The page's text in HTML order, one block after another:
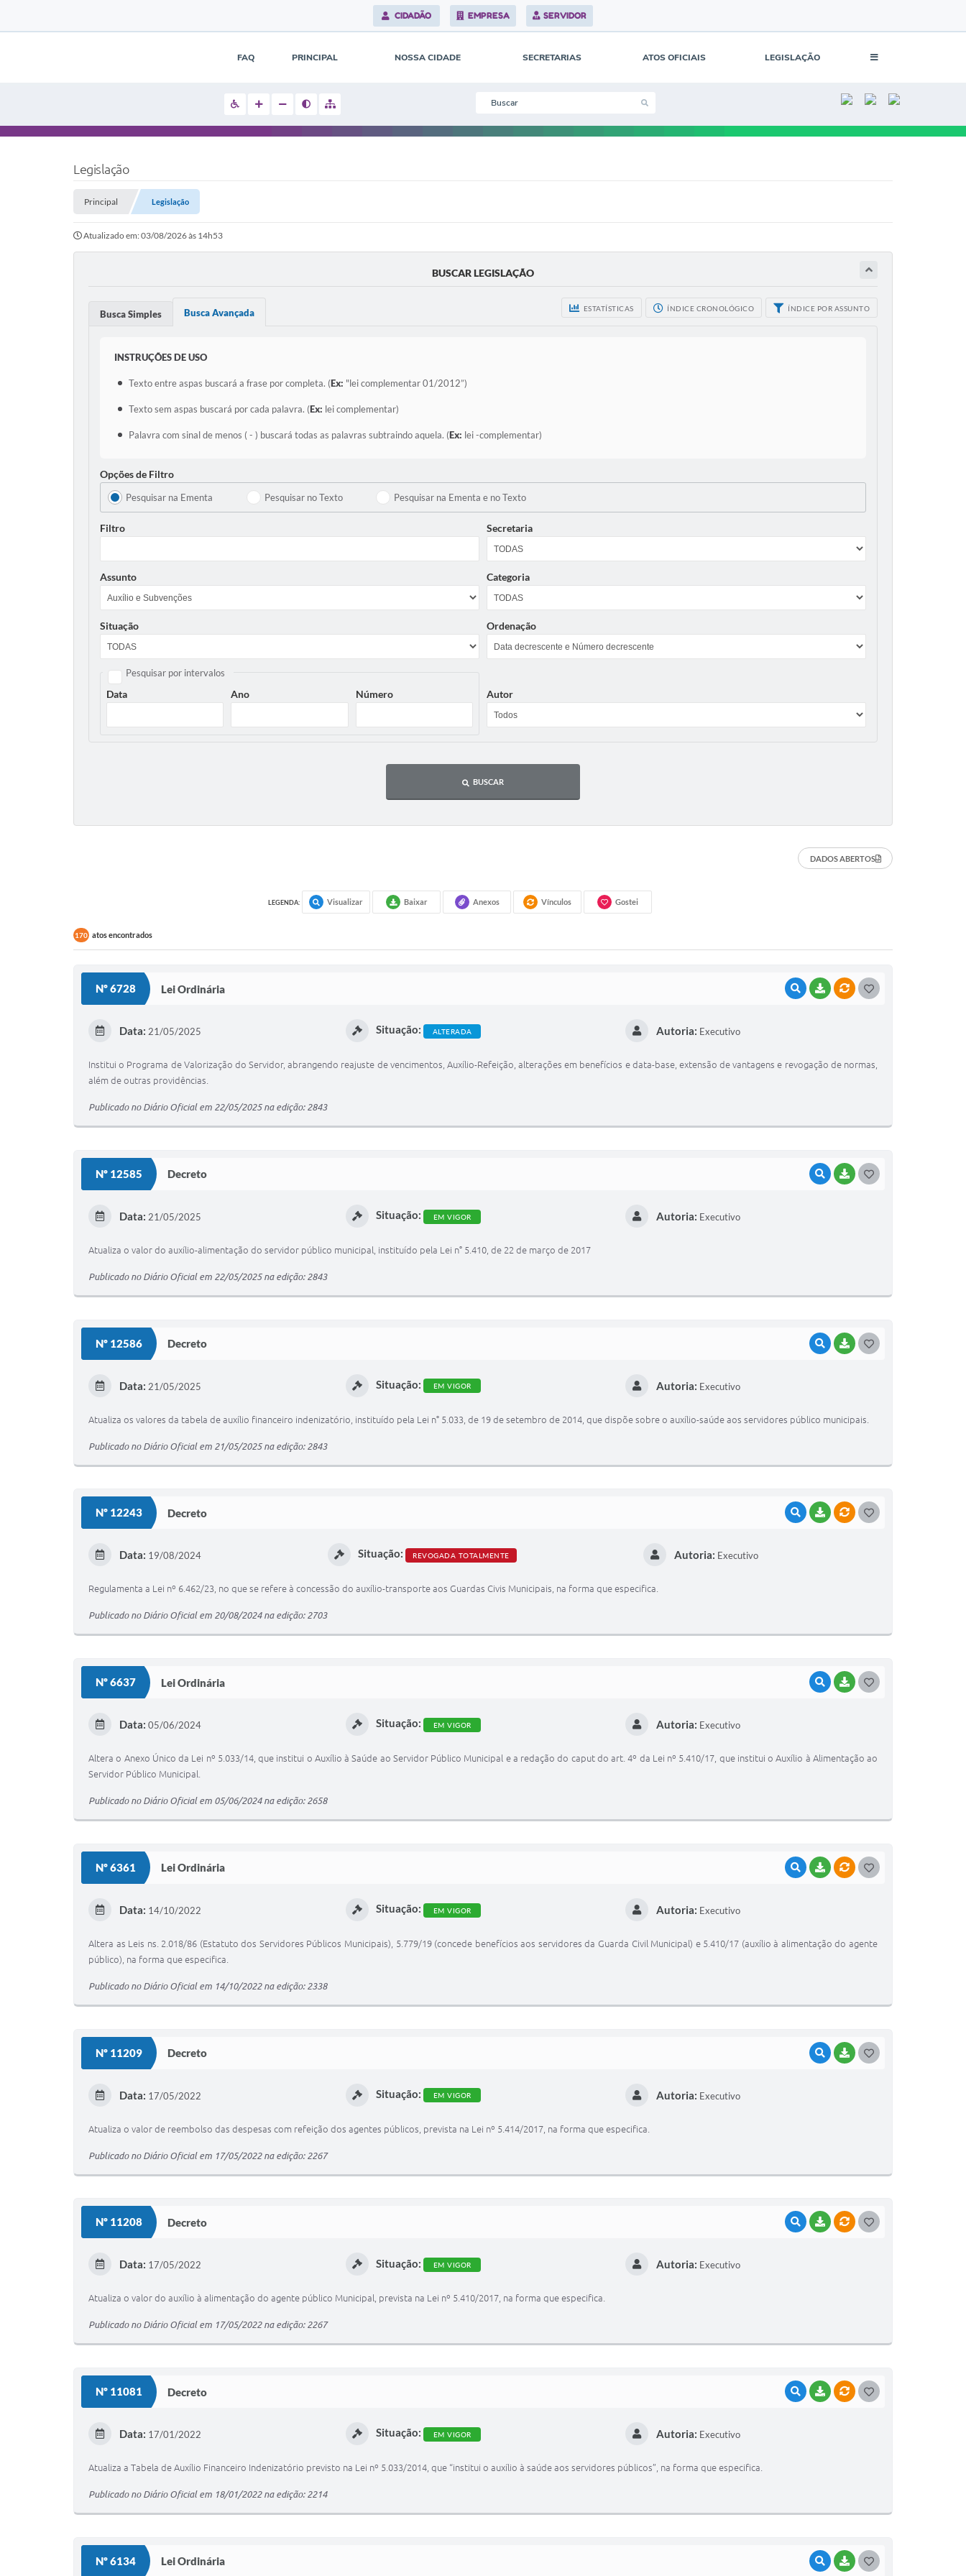
CIDADÃO EMPRESA SERVIDOR
FAQ PRINCIPAL NOSSA CIDADE SECRETARIAS ATOS OFICIAIS LEGISLAÇÃO
Legislação
Principal Legislação
Atualizado em: 03/08/2026 às 14h53
BUSCAR LEGISLAÇÃO
ESTATÍSTICAS ÍNDICE CRONOLÓGICO ÍNDICE POR ASSUNTO
Busca Simples Busca Avançada
INSTRUÇÕES DE USO
Texto entre aspas buscará a frase por completa. (Ex: "lei complementar 01/2012”)
Texto sem aspas buscará por cada palavra. (Ex: lei complementar)
Palavra com sinal de menos ( - ) buscará todas as palavras subtraindo aquela. (Ex: lei -complementar)
Opções de Filtro
Pesquisar na Ementa Pesquisar no Texto Pesquisar na Ementa e no Texto
Filtro Secretaria
Assunto Categoria
Situação Ordenação
Pesquisar por intervalos
Data Ano Número Autor
BUSCAR
DADOS ABERTOS
LEGENDA: Visualizar Baixar Anexos Vínculos Gostei
170 atos encontrados
Nº 6728 Lei Ordinária VISUALIZAR
BAIXARVÍNCULOS
Data: 21/05/2025 Situação: ALTERADA Autoria: Executivo
Institui o Programa de Valorização do Servidor, abrangendo reajuste de vencimentos, Auxílio-Refeição, alterações em benefícios e data-base, extensão de vantagens e revogação de normas,
além de outras providências.
Publicado no Diário Oficial em 22/05/2025 na edição: 2843
Nº 12585 Decreto VISUALIZAR
BAIXAR
Data: 21/05/2025 Situação: EM VIGOR Autoria: Executivo
Atualiza o valor do auxílio-alimentação do servidor público municipal, instituído pela Lei n° 5.410, de 22 de março de 2017
Publicado no Diário Oficial em 22/05/2025 na edição: 2843
Nº 12586 Decreto VISUALIZAR
BAIXAR
Data: 21/05/2025 Situação: EM VIGOR Autoria: Executivo
Atualiza os valores da tabela de auxílio financeiro indenizatório, instituído pela Lei n° 5.033, de 19 de setembro de 2014, que dispõe sobre o auxílio-saúde aos servidores público municipais.
Publicado no Diário Oficial em 21/05/2025 na edição: 2843
Nº 12243 Decreto VISUALIZAR
BAIXARVÍNCULOS
Data: 19/08/2024 Situação: REVOGADA TOTALMENTE Autoria: Executivo
Regulamenta a Lei nº 6.462/23, no que se refere à concessão do auxílio-transporte aos Guardas Civis Municipais, na forma que especifica.
Publicado no Diário Oficial em 20/08/2024 na edição: 2703
Nº 6637 Lei Ordinária VISUALIZAR
BAIXAR
Data: 05/06/2024 Situação: EM VIGOR Autoria: Executivo
Altera o Anexo Único da Lei nº 5.033/14, que institui o Auxílio à Saúde ao Servidor Público Municipal e a redação do caput do art. 4º da Lei nº 5.410/17, que institui o Auxílio à Alimentação ao
Servidor Público Municipal.
Publicado no Diário Oficial em 05/06/2024 na edição: 2658
Nº 6361 Lei Ordinária VISUALIZAR
BAIXARVÍNCULOS
Data: 14/10/2022 Situação: EM VIGOR Autoria: Executivo
Altera as Leis ns. 2.018/86 (Estatuto dos Servidores Públicos Municipais), 5.779/19 (concede benefícios aos servidores da Guarda Civil Municipal) e 5.410/17 (auxílio à alimentação do agente
público), na forma que especifica.
Publicado no Diário Oficial em 14/10/2022 na edição: 2338
Nº 11209 Decreto VISUALIZAR
BAIXAR
Data: 17/05/2022 Situação: EM VIGOR Autoria: Executivo
Atualiza o valor de reembolso das despesas com refeição dos agentes públicos, prevista na Lei nº 5.414/2017, na forma que especifica.
Publicado no Diário Oficial em 17/05/2022 na edição: 2267
Nº 11208 Decreto VISUALIZAR
BAIXARVÍNCULOS
Data: 17/05/2022 Situação: EM VIGOR Autoria: Executivo
Atualiza o valor do auxílio à alimentação do agente público Municipal, prevista na Lei nº 5.410/2017, na forma que especifica.
Publicado no Diário Oficial em 17/05/2022 na edição: 2267
Nº 11081 Decreto VISUALIZAR
BAIXARVÍNCULOS
Data: 17/01/2022 Situação: EM VIGOR Autoria: Executivo
Atualiza a Tabela de Auxílio Financeiro Indenizatório previsto na Lei nº 5.033/2014, que “institui o auxílio à saúde aos servidores públicos”, na forma que especifica.
Publicado no Diário Oficial em 18/01/2022 na edição: 2214
Nº 6134 Lei Ordinária VISUALIZAR
BAIXAR